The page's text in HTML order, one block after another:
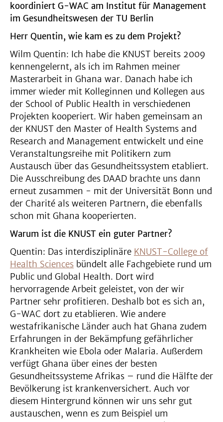
koordiniert G-WAC am Institut für Management
im Gesundheitswesen der TU Berlin
Herr Quentin, wie kam es zu dem Projekt?
Wilm Quentin: Ich habe die KNUST bereits 2009
kennengelernt, als ich im Rahmen meiner
Masterarbeit in Ghana war. Danach habe ich
immer wieder mit Kolleginnen und Kollegen aus
der School of Public Health in verschiedenen
Projekten kooperiert. Wir haben gemeinsam an
der KNUST den Master of Health Systems and
Research and Management entwickelt und eine
Veranstaltungsreihe mit Politikern zum
Austausch über das Gesundheitssystem etabliert.
Die Ausschreibung des DAAD brachte uns dann
erneut zusammen - mit der Universität Bonn und
der Charité als weiteren Partnern, die ebenfalls
schon mit Ghana kooperierten.
Warum ist die KNUST ein guter Partner?
Quentin: Das interdisziplinäre KNUST-College of
Health Sciences bündelt alle Fachgebiete rund um
Public und Global Health. Dort wird
hervorragende Arbeit geleistet, von der wir
Partner sehr profitieren. Deshalb bot es sich an,
G-WAC dort zu etablieren. Wie andere
westafrikanische Länder auch hat Ghana zudem
Erfahrungen in der Bekämpfung gefährlicher
Krankheiten wie Ebola oder Malaria. Außerdem
verfügt Ghana über eines der besten
Gesundheitssysteme Afrikas – rund die Hälfte der
Bevölkerung ist krankenversichert. Auch vor
diesem Hintergrund können wir uns sehr gut
austauschen, wenn es zum Beispiel um